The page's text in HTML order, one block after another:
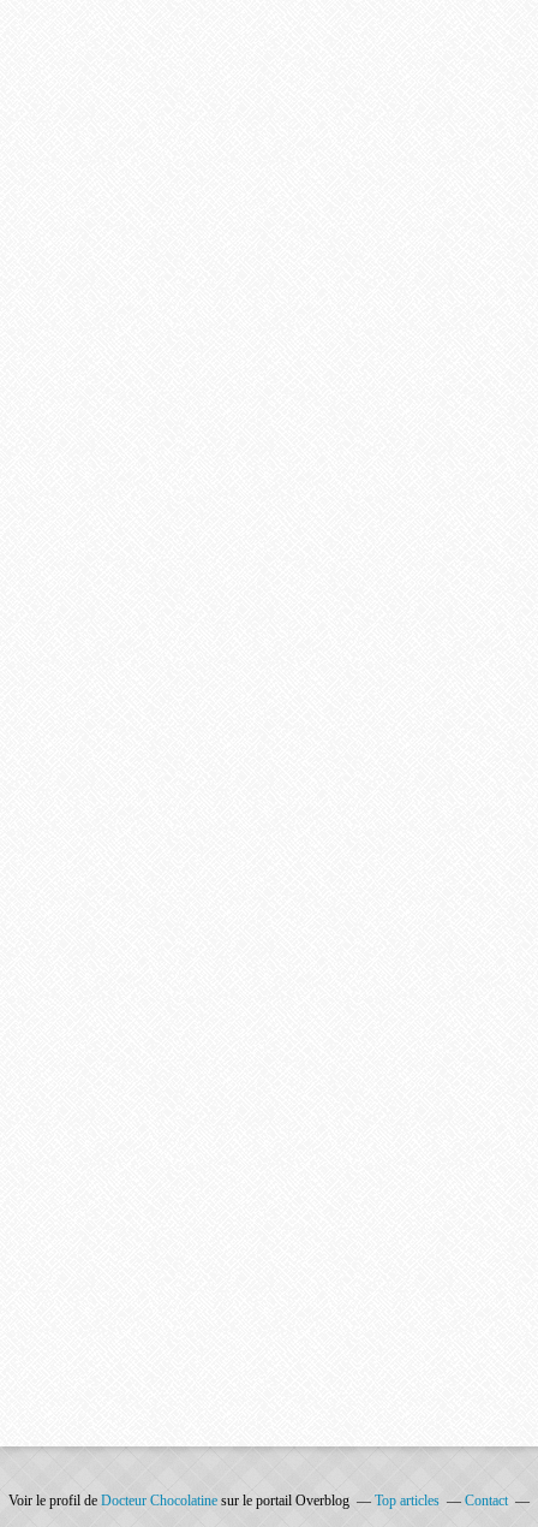
Voir le profil de Docteur Chocolatine sur le portail Overblog Top articles Contact